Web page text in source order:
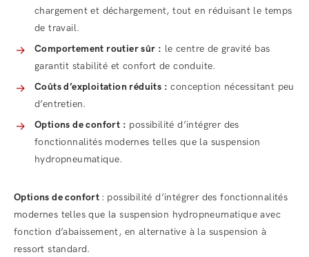
chargement et déchargement, tout en réduisant le temps
de travail.
Comportement routier sûr : le centre de gravité bas
garantit stabilité et confort de conduite.
Coûts d’exploitation réduits : conception nécessitant peu
d’entretien.
Options de confort : possibilité d’intégrer des
fonctionnalités modernes telles que la suspension
hydropneumatique.
Options de confort : possibilité d’intégrer des fonctionnalités
modernes telles que la suspension hydropneumatique avec
fonction d’abaissement, en alternative à la suspension à
ressort standard.